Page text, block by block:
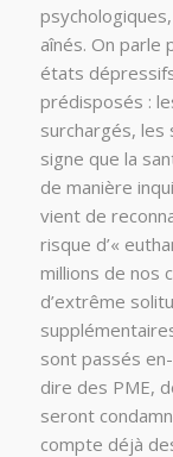
aînés. On parle
états
prédisposés :
surchargés, les
signe que la
de manière
vient de
risque d’«
millions de nos
d’extrême
sont passés
dire des PME,
seront
compte déjà